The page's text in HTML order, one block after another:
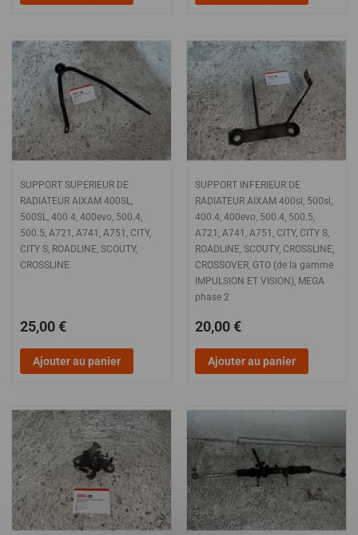
SUPPORT SUPERIEUR DE
RADIATEUR AIXAM 400SL,
500SL, 400.4, 400evo, 500.4,
500.5, A721, A741, A751, CITY,
CITY S, ROADLINE, SCOUTY,
CROSSLINE
25,00 €
Ajouter au panier
SUPPORT INFERIEUR DE
RADIATEUR AIXAM 400sl, 500sl,
400.4, 400evo, 500.4, 500.5,
A721, A741, A751, CITY, CITY S,
ROADLINE, SCOUTY, CROSSLINE,
CROSSOVER, GTO (de la gamme
IMPULSION ET VISION), MEGA
phase 2
20,00 €
Ajouter au panier